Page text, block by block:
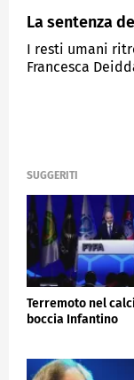
La sentenza
I resti umani
Francesca
SUGGERITI
Terremoto nel
boccia Infantino